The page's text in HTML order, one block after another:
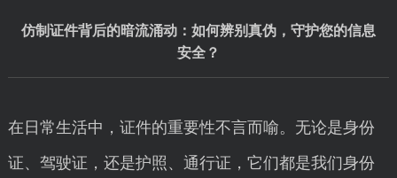
仿制证件背后的暗流涌动：如何辨别真伪，守护您的信息
安全？
在日常生活中，证件的重要性不言而喻。无论是身份
证、驾驶证，还是护照、通行证，它们都是我们身份